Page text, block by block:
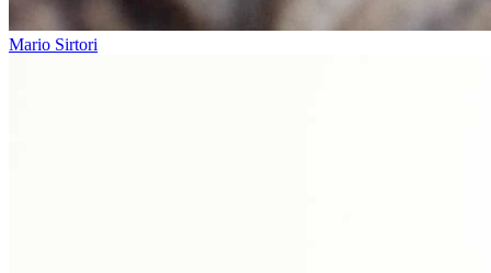
Mario Sirtori